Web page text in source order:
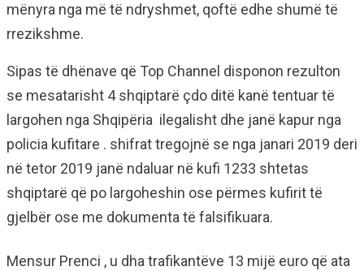
mënyra nga më të ndryshmet, qoftë edhe shumë të
rrezikshme.
Sipas të dhënave që Top Channel disponon rezulton
se mesatarisht 4 shqiptarë çdo ditë kanë tentuar të
largohen nga Shqipëria ilegalisht dhe janë kapur nga
policia kufitare . shifrat tregojnë se nga janari 2019 deri
në tetor 2019 janë ndaluar në kufi 1233 shtetas
shqiptarë që po largoheshin ose përmes kufirit të
gjelbër ose me dokumenta të falsifikuara.
Mensur Prenci , u dha trafikantëve 13 mijë euro që ata